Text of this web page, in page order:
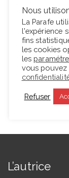
démocratie
improvisée
déguisée
Lire la
L’autrice
Nous
La Parafe
l'expérience
fins
les cookies
les
vous
Refuser